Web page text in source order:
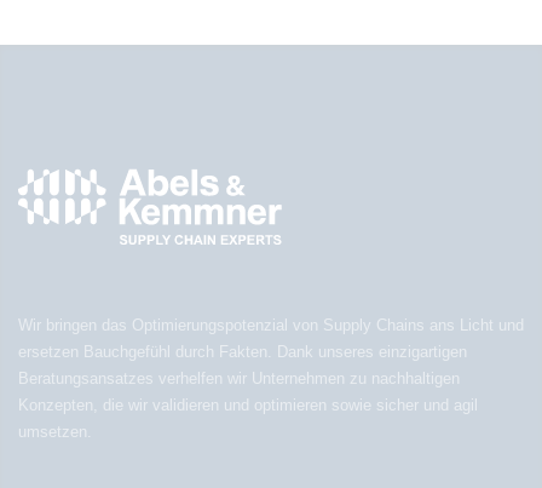
Wir bringen das Optimierungspotenzial von Supply Chains ans Licht und
ersetzen Bauchgefühl durch Fakten. Dank unseres einzigartigen
Beratungsansatzes verhelfen wir Unternehmen zu nachhaltigen
Konzepten, die wir validieren und optimieren sowie sicher und agil
umsetzen.